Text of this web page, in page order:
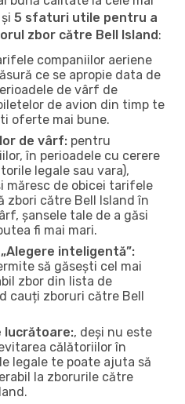
5 sfaturi utile pentru a
zbor către Bell Island:
companiilor aeriene
ce se apropie data de
de vârf de
de avion din timp te
oferte mai bune.
de vârf: pentru
în perioadele cu cerere
legale sau vara),
măresc de obicei tarifele
zbori către Bell Island în
șansele tale de a găsi
fi mai mari.
inteligentă”:
să găsești cel mai
zbor din lista de
cauți zboruri către Bell
lucrătoare:, deși nu este
călătoriilor în
legale te poate ajuta să
la zborurile către